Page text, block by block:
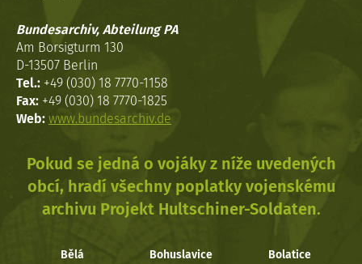
Bundesarchiv, Abteilung PA
Am Borsigturm 130
D-13507 Berlin
Tel.: +49 (030) 18 7770-1158
Fax: +49 (030) 18 7770-1825
Web: www.bundesarchiv.de
Pokud se jedná o vojáky z níže uvedených
obcí, hradí všechny poplatky vojenskému
archivu Projekt Hultschiner-Soldaten.
Bělá Bohuslavice Bolatice